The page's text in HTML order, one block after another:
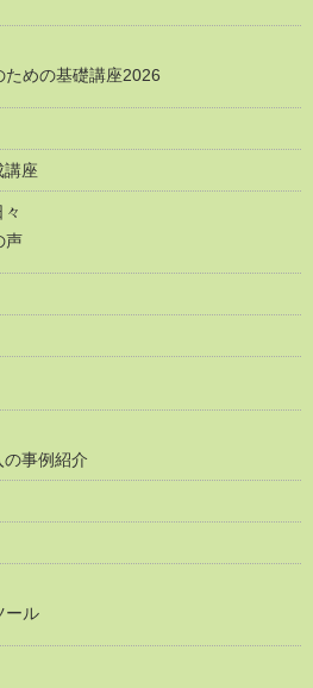
めの基礎講座2026
講座
声
事例紹介
ール